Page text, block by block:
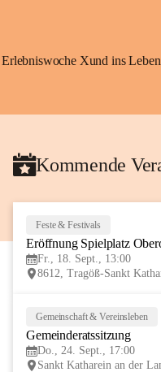
Erlebniswoche Xund ins Leben
Kommende
Feste & Festivals
Eröffnung Spielplatz
Fr., 18. Sept., 13:00
8612, Tragöß-Sankt
Gemeinschaft & Vereinsleben
Gemeinderatssitzung
Do., 24. Sept., 17:00
Sankt Katharein an der